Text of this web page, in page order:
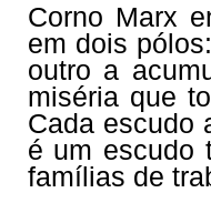
Corno Marx
em dois
outro a
miséria que
Cada escudo
é um escudo
famílias de